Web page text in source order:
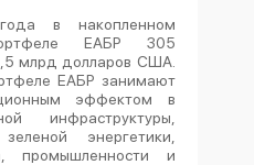
в накопленном
ЕАБР 305
млрд долларов США.
ЕАБР занимают
эффектом в
инфраструктуры,
энергетики,
промышленности и